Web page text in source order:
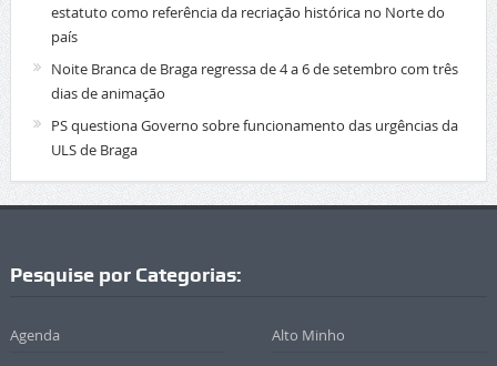
estatuto como referência da recriação histórica no Norte do
país
Noite Branca de Braga regressa de 4 a 6 de setembro com três
dias de animação
PS questiona Governo sobre funcionamento das urgências da
ULS de Braga
Pesquise por Categorias:
Agenda Alto Minho